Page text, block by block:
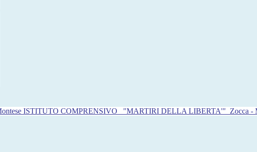
ISTITUTO COMPRENSIVO "MARTIRI DELLA LIBERTA'" Zocca -